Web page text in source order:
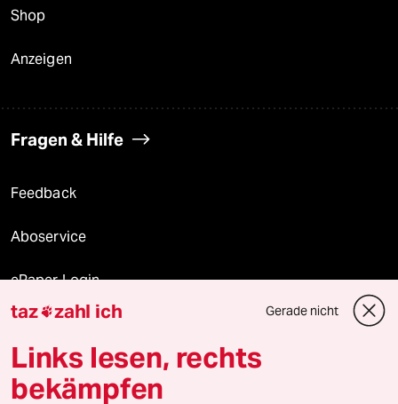
Shop
Anzeigen
Fragen & Hilfe
Feedback
Aboservice
ePaper Login
Downloads für Abonnierende
taz zahl ich Gerade nicht
Links lesen, rechts
bekämpfen